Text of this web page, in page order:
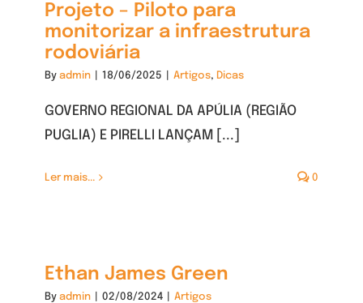
Projeto – Piloto para
monitorizar a infraestrutura
rodoviária
By admin 18/06/2025 Artigos, Dicas
GOVERNO REGIONAL DA APÚLIA (REGIÃO
PUGLIA) E PIRELLI LANÇAM [...]
Ler mais... 0
Ethan James Green
By admin 02/08/2024 Artigos